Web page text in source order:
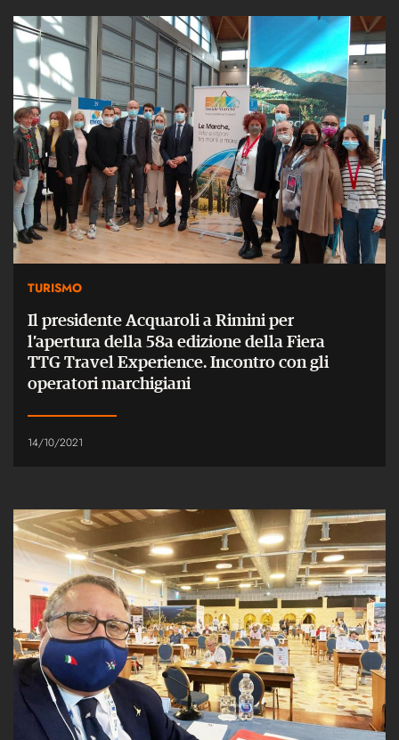
TURISMO
Il presidente Acquaroli a Rimini per
l’apertura della 58a edizione della Fiera
TTG Travel Experience. Incontro con gli
operatori marchigiani
14/10/2021